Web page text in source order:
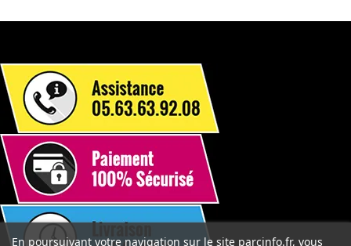
En poursuivant votre navigation sur le site parcinfo.fr, vous